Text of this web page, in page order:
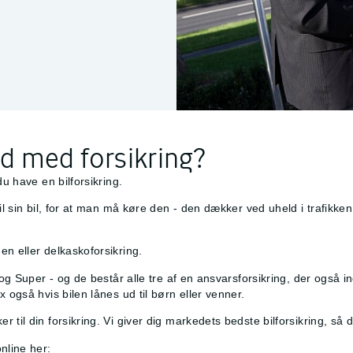
med forsikring?
have en bilforsikring.
sin bil, for at man må køre den - den dækker ved uheld i
eller delkaskoforsikring.
Super - og de består alle tre af en ansvarsforsikring, der også
også hvis bilen lånes ud til børn eller venner.
til din forsikring. Vi giver dig markedets bedste bilforsikring, så
her: